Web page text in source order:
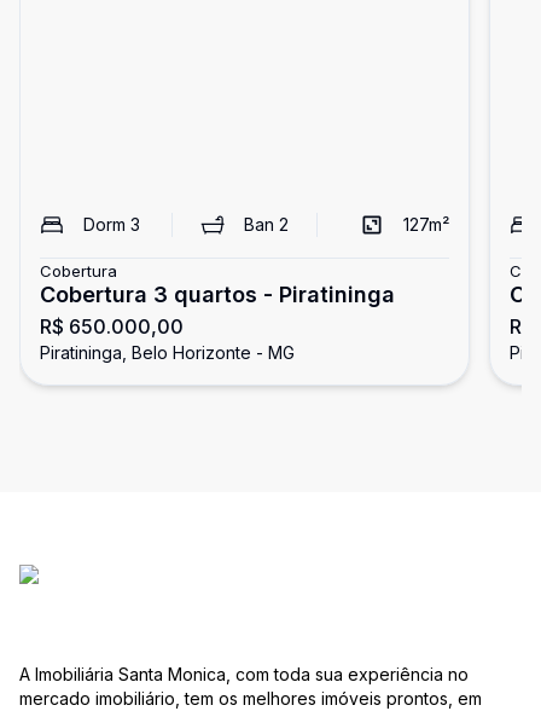
Dorm 3 Ban2 127m²
Cobertura
Cobertura 3 quartos - Piratininga
R$ 650.000,00
Piratininga, Belo Horizonte - MG
A Imobiliária Santa Monica, com toda sua experiência no
mercado imobiliário, tem os melhores imóveis prontos, em